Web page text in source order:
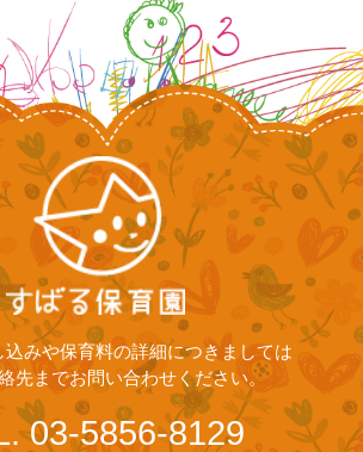
込みや保育料の詳細につきましては
先までお問い合わせください。
03-5856-8129